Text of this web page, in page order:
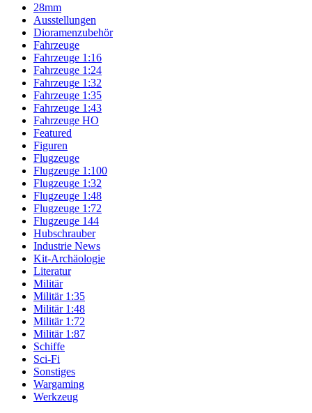
28mm
Ausstellungen
Dioramenzubehör
Fahrzeuge
Fahrzeuge 1:16
Fahrzeuge 1:24
Fahrzeuge 1:32
Fahrzeuge 1:35
Fahrzeuge 1:43
Fahrzeuge HO
Featured
Figuren
Flugzeuge
Flugzeuge 1:100
Flugzeuge 1:32
Flugzeuge 1:48
Flugzeuge 1:72
Flugzeuge 144
Hubschrauber
Industrie News
Kit-Archäologie
Literatur
Militär
Militär 1:35
Militär 1:48
Militär 1:72
Militär 1:87
Schiffe
Sci-Fi
Sonstiges
Wargaming
Werkzeug